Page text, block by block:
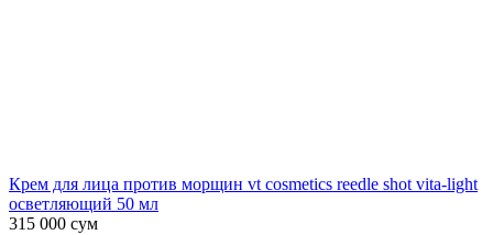
Крем для лица против морщин vt cosmetics reedle shot vita-light
осветляющий 50 мл
315 000 сум